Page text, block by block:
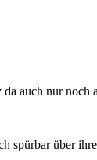
auch nur noch
spürbar über